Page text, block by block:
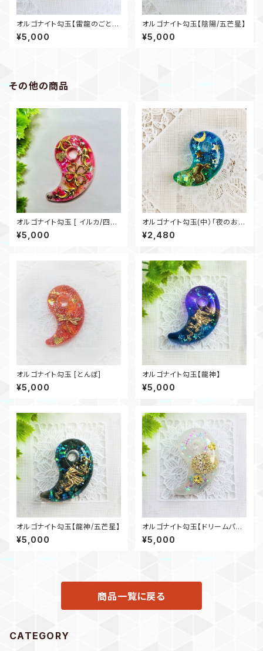
オルゴナイト勾玉【雷龍のごと
く】
¥5,000
オルゴナイト勾玉【陰陽/五芒星】
¥5,000
その他の商品
オルゴナイト勾玉 [ イルカ/四つ
葉のクローバー]
¥5,000
オルゴナイト勾玉(中）「夜のお散
歩」
¥2,480
オルゴナイト勾玉 [とんぼ]
¥5,000
オルゴナイト勾玉【龍神】
¥5,000
オルゴナイト勾玉【龍神/五芒星】
¥5,000
オルゴナイト勾玉【ドリームパレ
ット】
¥5,000
商品一覧に戻る
CATEGORY